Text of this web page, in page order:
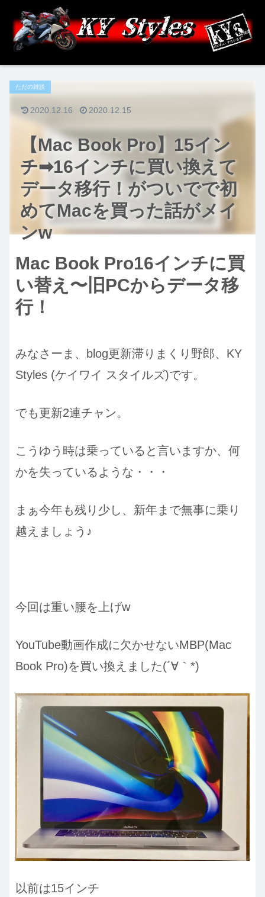
【Mac Book Pro】15イン
チ➡︎16インチに買い換えて
データ移行！がついでで初
めてMacを買った話がメイ
ンw
ただの雑談
2020.12.16 2020.12.15
Mac Book Pro16インチに買
い替え〜旧PCからデータ移
行！
みなさーま、blog更新滞りまくり野郎、KY
Styles (ケイワイ スタイルズ)です。
でも更新2連チャン。
こうゆう時は乗っていると言いますか、何
かを失っているような・・・
まぁ今年も残り少し、新年まで無事に乗り
越えましょう♪
今回は重い腰を上げw
YouTube動画作成に欠かせないMBP(Mac
Book Pro)を買い換えました(´∀｀*)
以前は15インチ